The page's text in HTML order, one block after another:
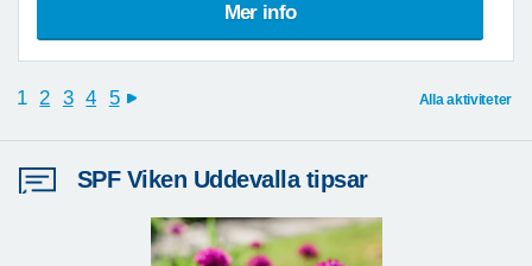
Mer info
1 2 3 4 5 next Alla aktiviteter
SPF Viken Uddevalla tipsar